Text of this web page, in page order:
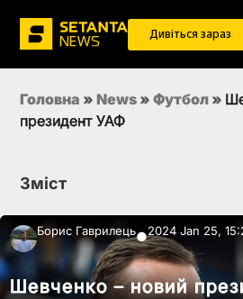
Дивіться зараз
Головна » News » Футбол »
президент УАФ
Зміст
Борис Гаврилець●2024 Jan 25,
Шевченко – новий